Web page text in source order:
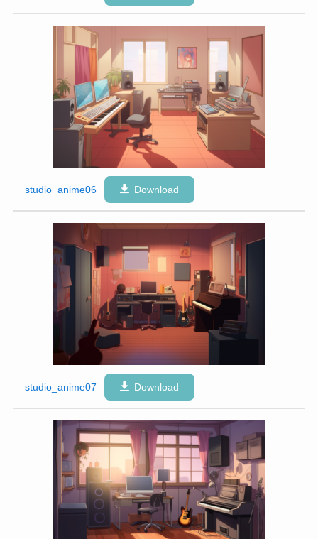
studio_anime06 Download
studio_anime07 Download